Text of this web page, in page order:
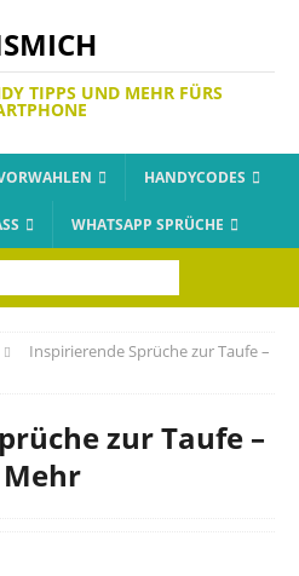
TIPPS UND MEHR FÜRS
HANDYCODES
WHATSAPP SPRÜCHE
Inspirierende Sprüche zur Taufe –
zur Taufe –